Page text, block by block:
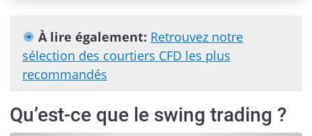
À lire également: Retrouvez notre
sélection des courtiers CFD les plus
recommandés
Qu’est-ce que le swing trading ?